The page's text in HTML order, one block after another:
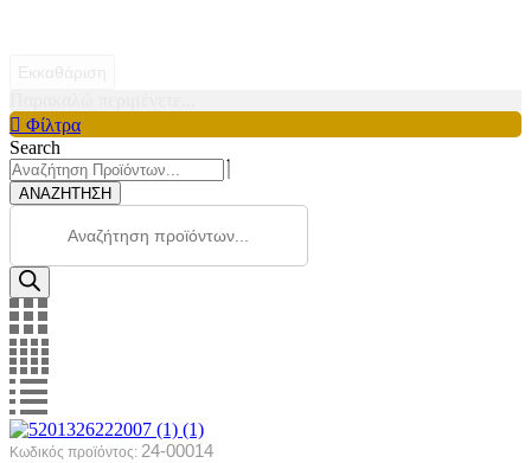
Φίλτρα
Search
ΑΝΑΖΗΤΗΣΗ
Products
Κωδικός προϊόντος: 24-00014